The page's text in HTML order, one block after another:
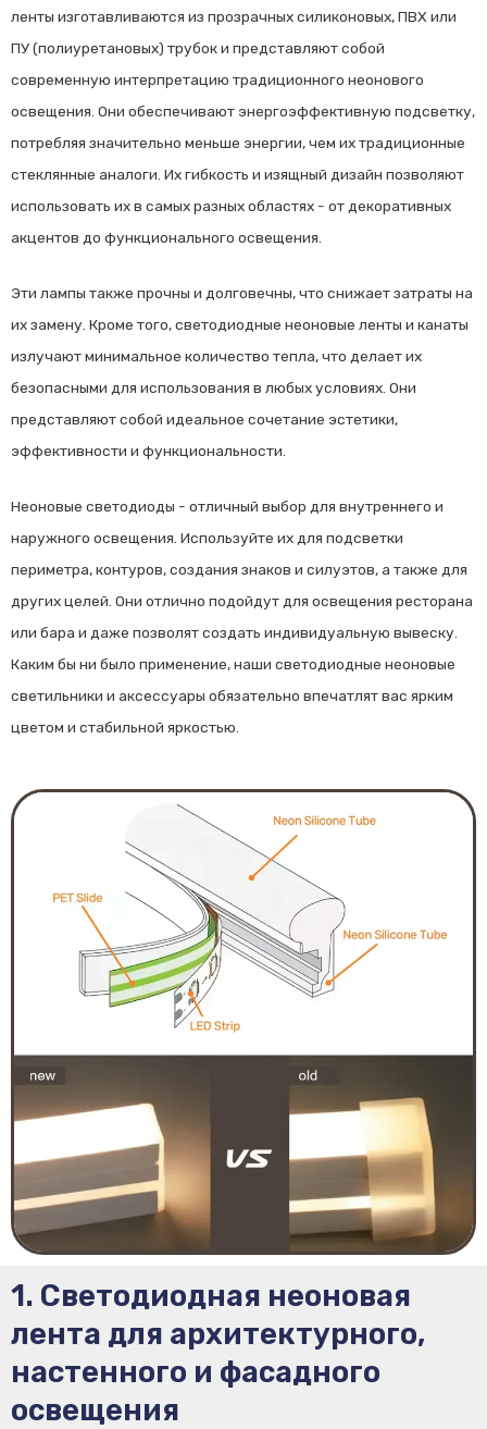
ленты изготавливаются из прозрачных силиконовых, ПВХ или
ПУ (полиуретановых) трубок и представляют собой
современную интерпретацию традиционного неонового
освещения. Они обеспечивают энергоэффективную подсветку,
потребляя значительно меньше энергии, чем их традиционные
стеклянные аналоги. Их гибкость и изящный дизайн позволяют
использовать их в самых разных областях - от декоративных
акцентов до функционального освещения.
Эти лампы также прочны и долговечны, что снижает затраты на
их замену. Кроме того, светодиодные неоновые ленты и канаты
излучают минимальное количество тепла, что делает их
безопасными для использования в любых условиях. Они
представляют собой идеальное сочетание эстетики,
эффективности и функциональности.
Неоновые светодиоды - отличный выбор для внутреннего и
наружного освещения. Используйте их для подсветки
периметра, контуров, создания знаков и силуэтов, а также для
других целей. Они отлично подойдут для освещения ресторана
или бара и даже позволят создать индивидуальную вывеску.
Каким бы ни было применение, наши светодиодные неоновые
светильники и аксессуары обязательно впечатлят вас ярким
цветом и стабильной яркостью.
1. Светодиодная неоновая
лента для архитектурного,
настенного и фасадного
освещения